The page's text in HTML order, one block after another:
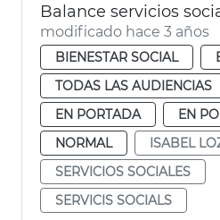
Balance servicios
modificado hace 3 años
BIENESTAR SOCIAL
TODAS LAS AUDIENCIAS
EN PORTADA
EN
NORMAL
ISABEL
SERVICIOS SOCIALES
SERVICIS SOCIALS